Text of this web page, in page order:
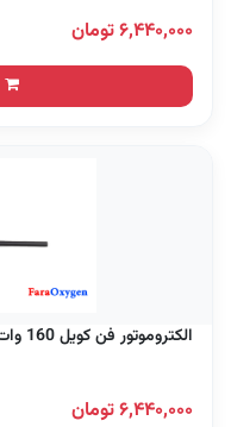
۶,۴۴۰,۰۰۰ تومان
الکتروموتور فن کویل 160 وات تک شفت الکترومگا
۶,۴۴۰,۰۰۰ تومان